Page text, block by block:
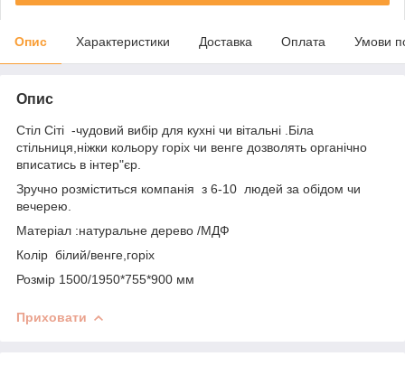
Опис Характеристики Доставка Оплата Умови
Опис
Стіл Сіті -чудовий вибір для кухні чи вітальні .Біла
стільниця,ніжки кольору горіх чи венге дозволять органічно
вписатись в інтер"єр.
Зручно розміститься компанія з 6-10 людей за обідом чи
вечерею.
Матеріал :натуральне дерево /МДФ
Колір білий/венге,горіх
Розмір 1500/1950*755*900 мм
Приховати